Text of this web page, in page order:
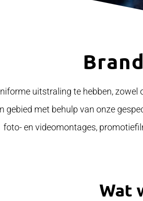
uitstraling te hebben,
gebied met behulp van onze
foto- en videomontages,
Wat